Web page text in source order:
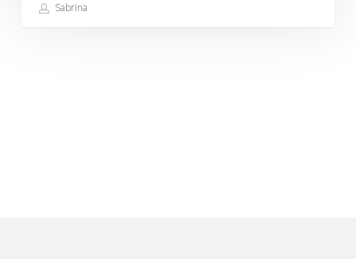
Sabrina